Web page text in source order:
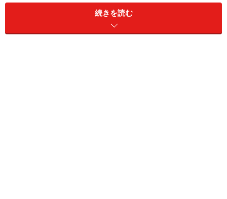
初デートの際、「あなたの会話に共感して優しく笑って
くれていた」と思っていたあの人の笑顔が、実は、あな
続きを読む